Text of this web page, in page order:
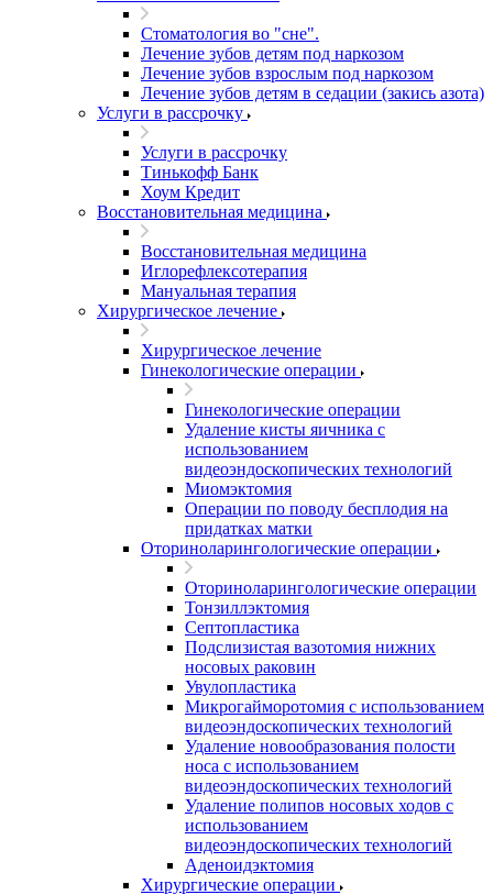
Стоматология во "сне".
Лечение зубов детям под наркозом
Лечение зубов взрослым под наркозом
Лечение зубов детям в седации (закись азота)
Услуги в рассрочку
Услуги в рассрочку
Тинькофф Банк
Хоум Кредит
Восстановительная медицина
Восстановительная медицина
Иглорефлексотерапия
Мануальная терапия
Хирургическое лечение
Хирургическое лечение
Гинекологические операции
Гинекологические операции
Удаление кисты яичника с
использованием
видеоэндоскопических технологий
Миомэктомия
Операции по поводу бесплодия на
придатках матки
Оториноларингологические операции
Оториноларингологические операции
Тонзиллэктомия
Септопластика
Подслизистая вазотомия нижних
носовых раковин
Увулопластика
Микрогайморотомия с использованием
видеоэндоскопических технологий
Удаление новообразования полости
носа с использованием
видеоэндоскопических технологий
Удаление полипов носовых ходов с
использованием
видеоэндоскопических технологий
Аденоидэктомия
Хирургические операции